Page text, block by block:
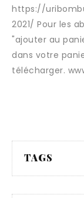
https://
2021/ Pour les
"ajouter au
dans votre
télécharger.
TAGS